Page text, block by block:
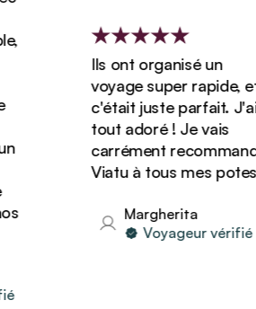
Ils ont organisé un
voyage super rapide, et
c'était juste parfait. J'ai
tout adoré ! Je vais
carrément recommander
Viatu à tous mes potes !
Margherita
Voyageur vérifié